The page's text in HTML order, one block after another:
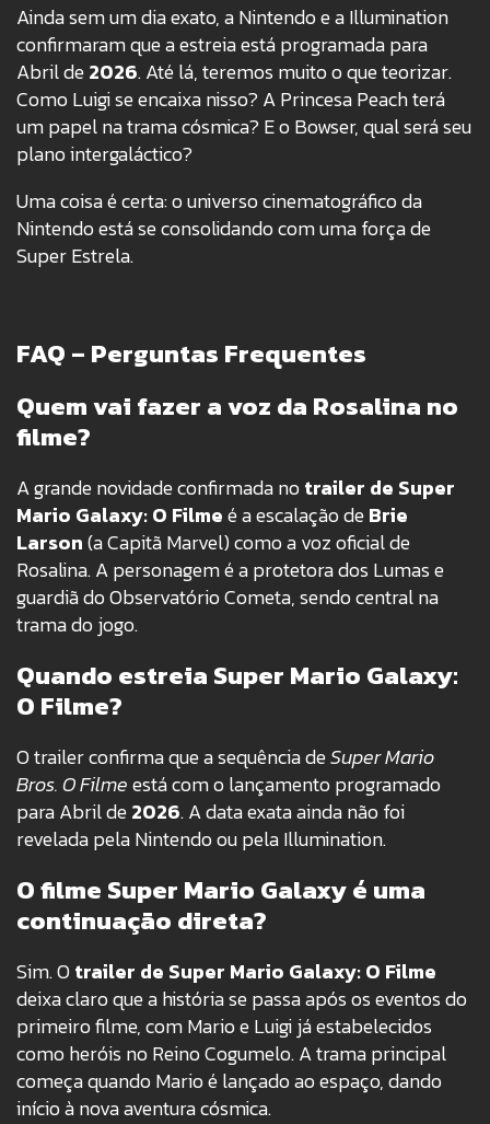
Ainda sem um dia exato, a Nintendo e a Illumination
confirmaram que a estreia está programada para
Abril de2026. Até lá, teremos muito o que teorizar.
Como Luigi se encaixa nisso? A Princesa Peach terá
um papel na trama cósmica? E o Bowser, qual será seu
plano intergaláctico?
Uma coisa é certa: o universo cinematográfico da
Nintendo está se consolidando com uma força de
Super Estrela.
FAQ – Perguntas Frequentes
Quem vai fazer a voz da Rosalina no
filme?
A grande novidade confirmada notrailer de Super
Mario Galaxy: O Filmeé a escalação deBrie
Larson(a Capitã Marvel) como a voz oficial de
Rosalina. A personagem é a protetora dos Lumas e
guardiã do Observatório Cometa, sendo central na
trama do jogo.
Quando estreia Super Mario Galaxy:
O Filme?
O trailer confirma que a sequência deSuper Mario
Bros. O Filmeestá com o lançamento programado
para Abril de2026. A data exata ainda não foi
revelada pela Nintendo ou pela Illumination.
O filme Super Mario Galaxy é uma
continuação direta?
Sim. O trailer de Super Mario Galaxy: O Filme
deixa claro que a história se passa após os eventos do
primeiro filme, com Mario e Luigi já estabelecidos
como heróis no Reino Cogumelo. A trama principal
começa quando Mario é lançado ao espaço, dando
início à nova aventura cósmica.